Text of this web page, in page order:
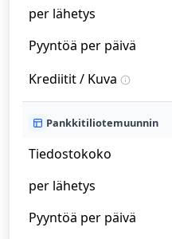
per lähetys
Pyyntöä per päivä
Krediitit / Kuva
Pankkitiliotemuunnin
Tiedostokoko
per lähetys
Pyyntöä per päivä